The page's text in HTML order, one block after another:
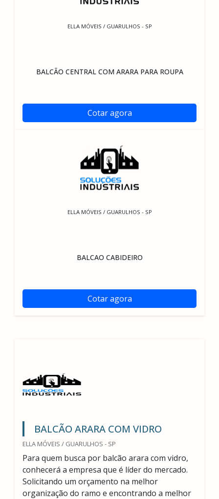
ELLA MÓVEIS / GUARULHOS - SP
BALCÃO CENTRAL COM ARARA PARA ROUPA
Cotar agora
ELLA MÓVEIS / GUARULHOS - SP
BALCAO CABIDEIRO
Cotar agora
BALCÃO ARARA COM VIDRO
ELLA MÓVEIS / GUARULHOS - SP
Para quem busca por balcão arara com vidro,
conhecerá a empresa que é líder do mercado.
Solicitando um orçamento na melhor
organização do ramo e encontrando a melhor